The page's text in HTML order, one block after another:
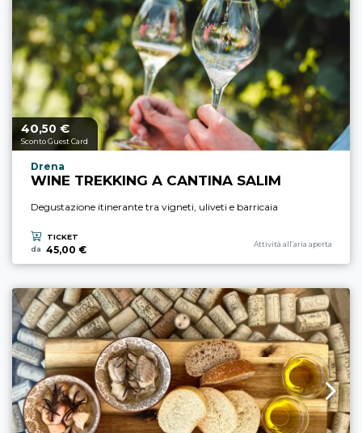
Prezzo a partire da
40,50 €
Sconto Guest Card
Località esperienza
Drena
WINE TREKKING A CANTINA SALIM
Degustazione itinerante tra vigneti, uliveti e barricaia
TICKET
da
45,00 €
Categoria esperienza
Attività all’aria aperta